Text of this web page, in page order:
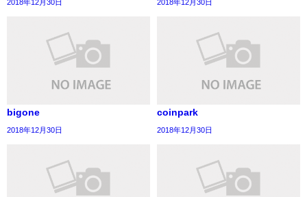
2018年12月30日 2018年12月30日
bigone
2018年12月30日
coinpark
2018年12月30日